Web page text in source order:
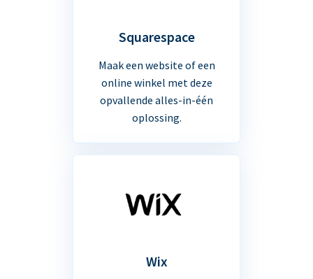
Squarespace
Maak een website of een
online winkel met deze
opvallende alles-in-één
oplossing.
Wix